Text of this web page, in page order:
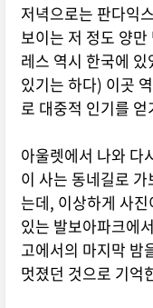
저녁으로는 판다익
보이는 저 정도 양
레스 역시 한국에
있기는 하다) 이곳
로 대중적 인기를
아울렛에서 나와 다
이 사는 동네길로
는데, 이상하게 사
있는 발보아파크에
고에서의 마지막 밤
멋졌던 것으로 기억